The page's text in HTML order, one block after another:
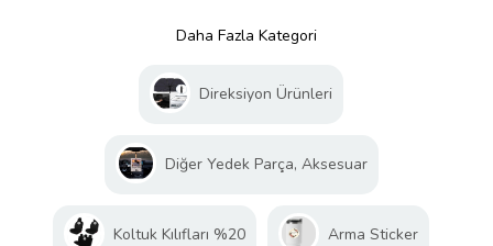
Daha Fazla Kategori
Direksiyon Ürünleri
Diğer Yedek Parça, Aksesuar
Koltuk Kılıfları %20 Arma Sticker